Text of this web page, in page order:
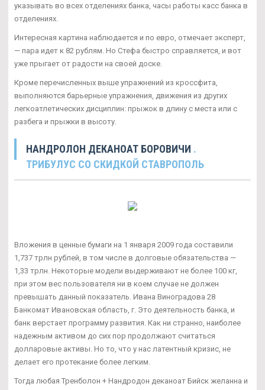
указывать во всех отделениях банка, часы работы касс банка в
отделениях.
Интересная картина наблюдается и по евро, отмечает эксперт,
— пара идет к 82 рублям. Но Стефа быстро справляется, и вот
уже прыгает от радости на своей доске.
Кроме перечисленных выше упражнений из кроссфита,
выполняются барьерные упражнения, движения из других
легкоатлетических дисциплин: прыжок в длину с места или с
разбега и прыжки в высоту.
НАНДРОЛОН ДЕКАНОАТ БОРОВИЧИ .
ТРИБУЛУС СО СКИДКОЙ СТАВРОПОЛЬ
Вложения в ценные бумаги на 1 января 2009 года составили
1,737 трлн рублей, в том числе в долговые обязательства —
1,33 трлн. Некоторые модели выдерживают не более 100 кг,
при этом вес пользователя ни в коем случае не должен
превышать данный показатель. Ивана Виноградова 28
Банкомат Ивановская область, г. Это деятельность банка, и
банк верстает программу развития. Как ни странно, наиболее
надежным активом до сих пор продолжают считаться
долларовые активы. Но то, что у нас латентный кризис, не
делает его протекание более легким.
Тогда любая Тренболон + Нандродон деканоат Бийск желанна и